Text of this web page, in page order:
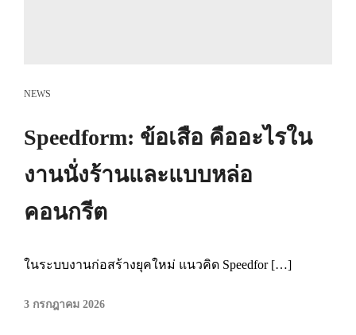
NEWS
Speedform: ข้อเสือ คืออะไรใน
งานนั่งร้านและแบบหล่อ
คอนกรีต
ในระบบงานก่อสร้างยุคใหม่ แนวคิด Speedfor […]
3 กรกฎาคม 2026